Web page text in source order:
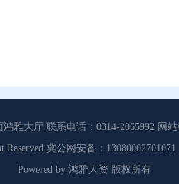
雅大厅 联系电话：0314-2065992 网
冀公网安备：
Powered by 鸿雅人资 版权所有